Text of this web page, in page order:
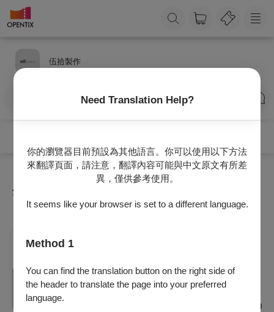
Need Translation Help?
你的瀏覽器目前預設為其他語言。你可以使用以下方法
來翻譯頁面，請注意，翻譯內容可能與中文原文有所差
異，僅供參考使用。
It seems like your browser is set to a different language.
Method 1
You can find the translation button on the right side of
the header to translate the page into your preferred
language.
伍拾製作
訂閱
全部節目
$1,200 - $2,000